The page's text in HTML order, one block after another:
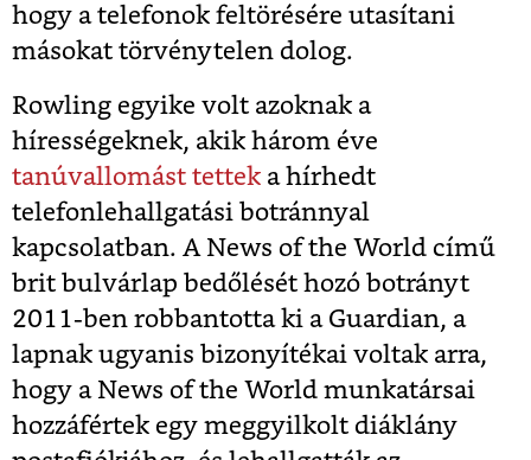
hogy a telefonok feltörésére utasítani
másokat törvénytelen dolog.
Rowling egyike volt azoknak a
hírességeknek, akik három éve
tanúvallomást tettek a hírhedt
telefonlehallgatási botránnyal
kapcsolatban. A News of the World című
brit bulvárlap bedőlését hozó botrányt
2011-ben robbantotta ki a Guardian, a
lapnak ugyanis bizonyítékai voltak arra,
hogy a News of the World munkatársai
hozzáfértek egy meggyilkolt diáklány